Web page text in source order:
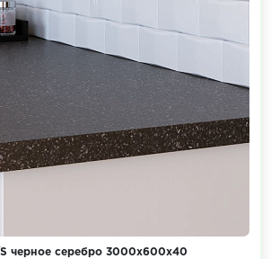
черное серебро 3000х600х40